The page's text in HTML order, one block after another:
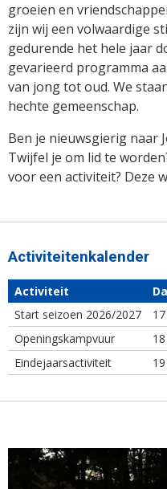
groeien en
zijn wij een volwaardige
gedurende het hele jaar
gevarieerd programma
van jong tot oud. We
hechte gemeenschap.
Ben je nieuwsgierig naar
Twijfel je om lid te
voor een activiteit? Deze
Activiteitenkalender
Activiteit
Start seizoen 2026/2027
Openingskampvuur
Eindejaarsactiviteit